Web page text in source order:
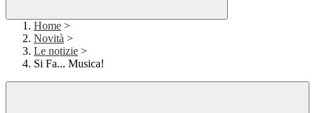
Home >
Novità >
Le notizie >
Si Fa... Musica!